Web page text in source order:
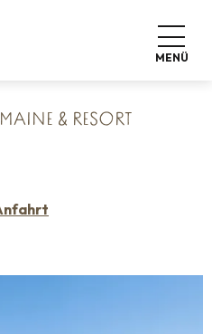
MENÜ
Hotels
& Resort
& RESORT